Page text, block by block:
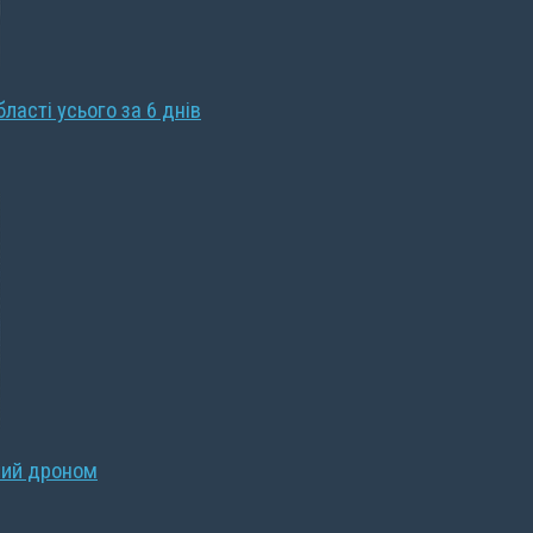
усього за 6 днів
дроном